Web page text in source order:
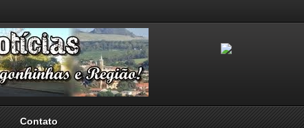
Contato